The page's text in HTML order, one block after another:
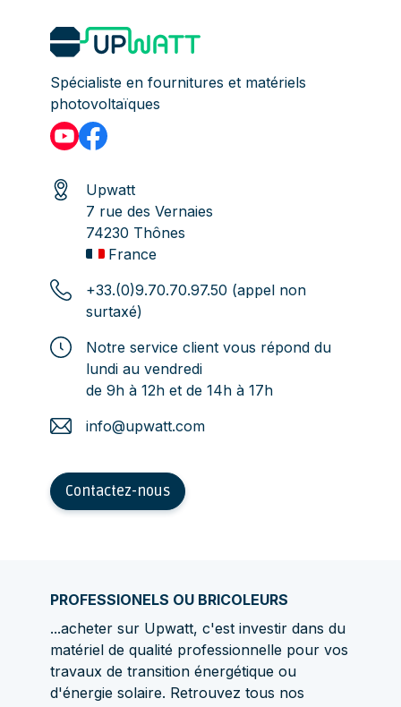
Spécialiste en fournitures et matériels
photovoltaïques
Upwatt
7 rue des Vernaies
74230 Thônes
France
+33.(0)9.70.70.97.50 (appel non
surtaxé)
Notre service client vous répond du
lundi au vendredi
de 9h à 12h et de 14h à 17h
info@upwatt.com
Contactez-nous
PROFESSIONELS OU BRICOLEURS
...acheter sur Upwatt, c'est investir dans du
matériel de qualité professionnelle pour vos
travaux de transition énergétique ou
d'énergie solaire. Retrouvez tous nos